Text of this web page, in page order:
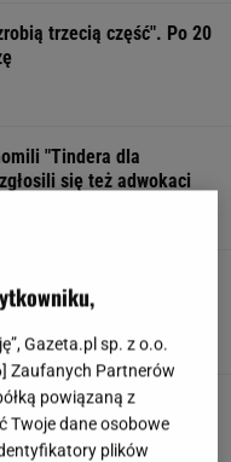
trzecią część". Po 20
"Tindera dla
się też adwokaci
po debacie u
to Polsat?
Gazeta.pl sp. z o.o.
] Zaufanych Partnerów
powiązaną z
Twoje dane osobowe
plików